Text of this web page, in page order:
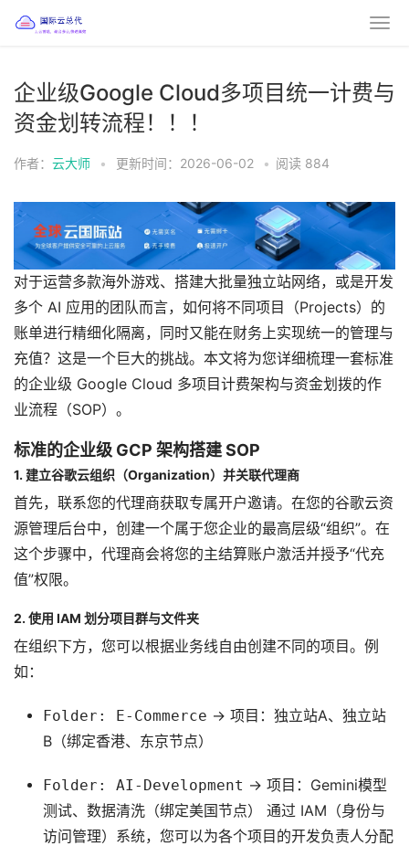
企业级Google Cloud多项目统一计费与
资金划转流程！！！
作者： 云大师 • 更新时间：2026-06-02 • 阅读 884
对于运营多款海外游戏、搭建大批量独立站网络，或是开发
多个 AI 应用的团队而言，如何将不同项目（Projects）的
账单进行精细化隔离，同时又能在财务上实现统一的管理与
充值？这是一个巨大的挑战。本文将为您详细梳理一套标准
的企业级 Google Cloud 多项目计费架构与资金划拨的作
业流程（SOP）。
标准的企业级 GCP 架构搭建 SOP
1. 建立谷歌云组织（Organization）并关联代理商
首先，联系您的代理商获取专属开户邀请。在您的谷歌云资
源管理后台中，创建一个属于您企业的最高层级“组织”。在
这个步骤中，代理商会将您的主结算账户激活并授予“代充
值”权限。
2. 使用 IAM 划分项目群与文件夹
在组织下方，您可以根据业务线自由创建不同的项目。例
如：
Folder: E-Commerce -> 项目：独立站A、独立站
B（绑定香港、东京节点）
Folder: AI-Development -> 项目：Gemini模型
测试、数据清洗（绑定美国节点） 通过 IAM（身份与
访问管理）系统，您可以为各个项目的开发负责人分配